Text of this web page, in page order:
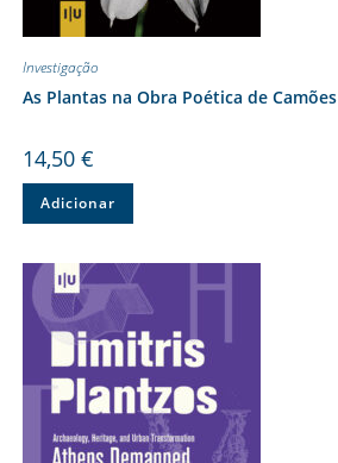
Investigação
As Plantas na Obra Poética de Camões
14,50 €
Adicionar